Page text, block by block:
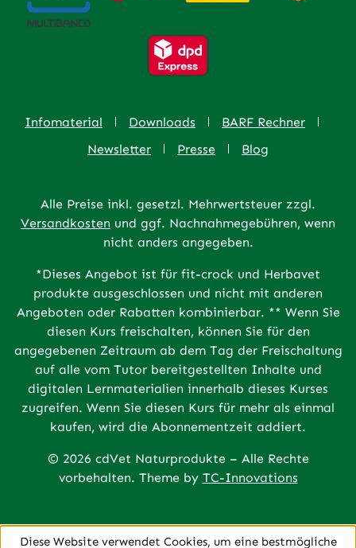
Infomaterial Downloads
BARF Rechner
Newsletter
Presse Blog
Alle Preise inkl. gesetzl. Mehrwertsteuer zzgl.
Versandkosten und ggf. Nachnahmegebühren, wenn
nicht anders angegeben.
*Dieses Angebot ist für fit-crock und Herbavet
produkte ausgeschlossen und nicht mit anderen
Angeboten oder Rabatten kombinierbar. ** Wenn Sie
diesen Kurs freischalten, können Sie für den
angegebenen Zeitraum ab dem Tag der Freischaltung
auf alle vom Tutor bereitgestellten Inhalte und
digitalen Lernmaterialien innerhalb dieses Kurses
zugreifen. Wenn Sie diesen Kurs für mehr als einmal
kaufen, wird die Abonnementzeit addiert.
© 2026 cdVet Naturprodukte – Alle Rechte
vorbehalten. Theme by TC-Innovations
Diese Website verwendet Cookies, um eine bestmögliche